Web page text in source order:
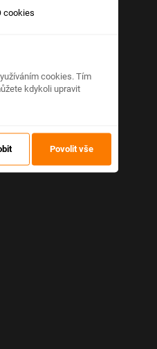
cookies
cookies. Tím
kdykoli upravit
Povolit vše